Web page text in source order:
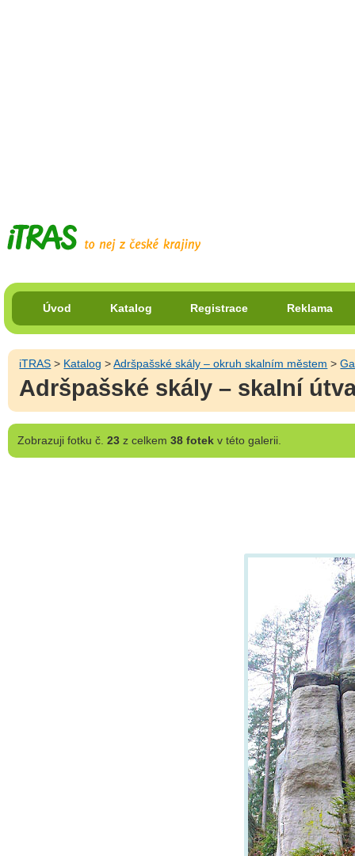
Úvod Katalog Registrace Reklama
iTRAS > Katalog >Adršpašské skály – okruh skalním městem >
Adršpašské skály – skalní
Zobrazujifotku č. 23z celkem 38 fotekv této galerii.